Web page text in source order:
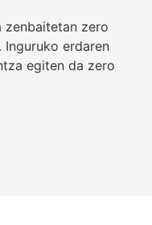
zero
Inguruko erdaren
egiten da zero